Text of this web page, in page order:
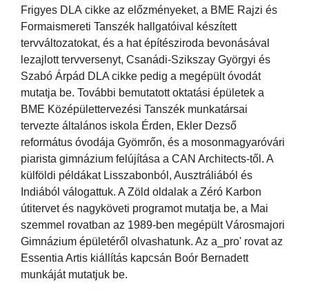
Frigyes DLA cikke az előzményeket, a BME Rajzi és
Formaismereti Tanszék hallgatóival készített
tervváltozatokat, és a hat építésziroda bevonásával
lezajlott tervversenyt, Csanádi-Szikszay Györgyi és
Szabó Árpád DLA cikke pedig a megépült óvodát
mutatja be. További bemutatott oktatási épületek a
BME Középülettervezési Tanszék munkatársai
tervezte általános iskola Érden, Ekler Dezső
református óvodája Gyömrőn, és a mosonmagyaróvári
piarista gimnázium felújítása a CAN Architects-től. A
külföldi példákat Lisszabonból, Ausztráliából és
Indiából válogattuk. A Zöld oldalak a Zéró Karbon
útitervet és nagyköveti programot mutatja be, a Mai
szemmel rovatban az 1989-ben megépült Városmajori
Gimnázium épületéről olvashatunk. Az a_pro' rovat az
Essentia Artis kiállítás kapcsán Boór Bernadett
munkáját mutatjuk be.